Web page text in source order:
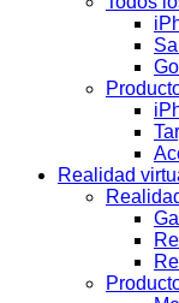
Realidad